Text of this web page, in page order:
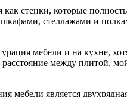
как стенки, которые
стеллажами и
мебели и на кухне,
расстояние между плитой,
мебели является